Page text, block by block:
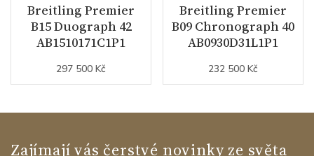
Breitling Premier
B15 Duograph 42
AB1510171C1P1
297 500 Kč
Breitling Premier
B09 Chronograph 40
AB0930D31L1P1
232 500 Kč
Zajímají vás čerstvé novinky ze světa